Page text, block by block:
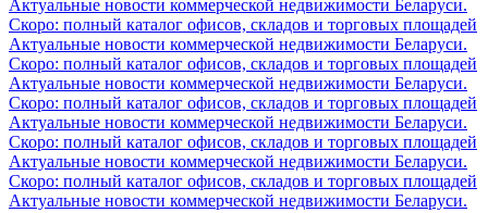
Актуальные новости коммерческой недвижимости Беларуси.
Скоро: полный каталог офисов, складов и торговых площадей
Актуальные новости коммерческой недвижимости Беларуси.
Скоро: полный каталог офисов, складов и торговых площадей
Актуальные новости коммерческой недвижимости Беларуси.
Скоро: полный каталог офисов, складов и торговых площадей
Актуальные новости коммерческой недвижимости Беларуси.
Скоро: полный каталог офисов, складов и торговых площадей
Актуальные новости коммерческой недвижимости Беларуси.
Скоро: полный каталог офисов, складов и торговых площадей
Актуальные новости коммерческой недвижимости Беларуси.